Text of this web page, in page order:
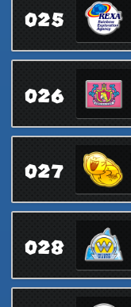
025
026
027
028